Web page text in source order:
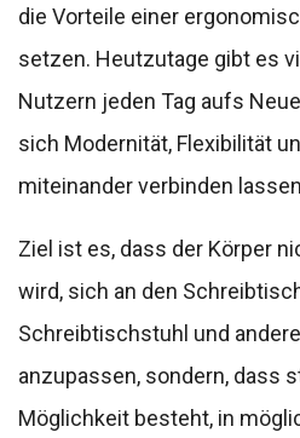
die Vorteile einer
setzen. Heutzutage gibt es
Nutzern jeden Tag aufs
sich Modernität, Flexibilität
miteinander verbinden
Ziel ist es, dass der Körper
wird, sich an den
Schreibtischstuhl und
anzupassen, sondern, dass
Möglichkeit besteht, in